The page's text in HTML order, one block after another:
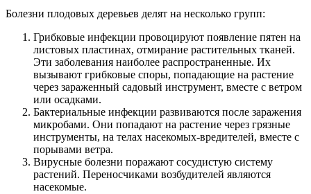
Болезни плодовых деревьев делят на несколько групп:
Грибковые инфекции провоцируют появление пятен на
листовых пластинах, отмирание растительных тканей.
Эти заболевания наиболее распространенные. Их
вызывают грибковые споры, попадающие на растение
через зараженный садовый инструмент, вместе с ветром
или осадками.
Бактериальные инфекции развиваются после заражения
микробами. Они попадают на растение через грязные
инструменты, на телах насекомых-вредителей, вместе с
порывами ветра.
Вирусные болезни поражают сосудистую систему
растений. Переносчиками возбудителей являются
насекомые.